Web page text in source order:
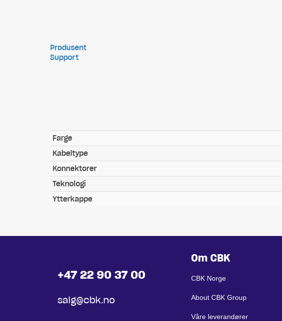
Produsent
Support
Farge
Kabeltype
Konnektorer
Teknologi
Ytterkappe
+47 22 90 37 00
salg@cbk.no
Om CBK
CBK Norge
About CBK Group
Våre leverandører